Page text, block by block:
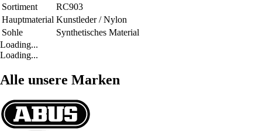
Sortiment
RC903
Hauptmaterial Kunstleder / Nylon
Sohle
Synthetisches Material
Loading...
Loading...
Alle unsere Marken